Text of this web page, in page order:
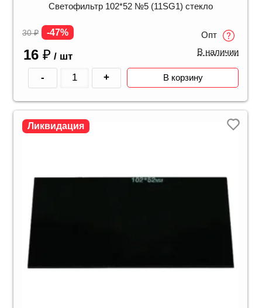
Светофильтр 102*52 №5 (11SG1) стекло
30₽ -47%
16 ₽ / шт
Опт
В наличии
- + В корзину
Ликвидация